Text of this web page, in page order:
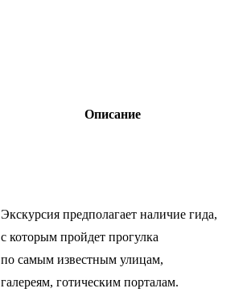
Описание
Экскурсия предполагает наличие гида,
с которым пройдет прогулка
по самым известным улицам,
галереям, готическим порталам.